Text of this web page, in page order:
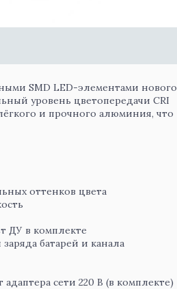
SMD LED-элементами нового
уровень цветопередачи CRI
и прочного алюминия, что
оттенков цвета
ДУ в комплекте
батарей и канала
сети 220 В (в комплекте)